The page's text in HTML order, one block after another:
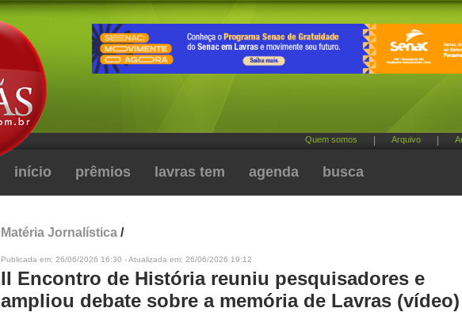
Quem somos Arquivo
início prêmios lavras tem agenda busca
Matéria Jornalística /
Publicada em: 26/06/2026 16:30 - Atualizada em: 26/06/2026 19:12
II Encontro de História reuniu pesquisadores e
ampliou debate sobre a memória de Lavras (vídeo)